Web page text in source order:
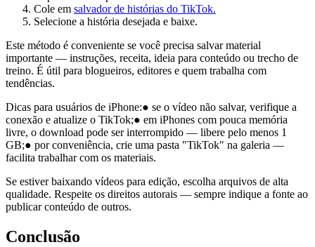
Cole em salvador de histórias do TikTok.
Selecione a história desejada e baixe.
Este método é conveniente se você precisa salvar material
importante — instruções, receita, ideia para conteúdo ou trecho de
treino. É útil para blogueiros, editores e quem trabalha com
tendências.
Dicas para usuários de iPhone:● se o vídeo não salvar, verifique a
conexão e atualize o TikTok;● em iPhones com pouca memória
livre, o download pode ser interrompido — libere pelo menos 1
GB;● por conveniência, crie uma pasta "TikTok" na galeria —
facilita trabalhar com os materiais.
Se estiver baixando vídeos para edição, escolha arquivos de alta
qualidade. Respeite os direitos autorais — sempre indique a fonte ao
publicar conteúdo de outros.
Conclusão